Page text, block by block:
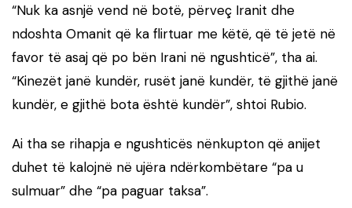
“Nuk ka asnjë vend në botë, përveç Iranit dhe
ndoshta Omanit që ka flirtuar me këtë, që të jetë në
favor të asaj që po bën Irani në ngushticë”, tha ai.
“Kinezët janë kundër, rusët janë kundër, të gjithë janë
kundër, e gjithë bota është kundër”, shtoi Rubio.
Ai tha se rihapja e ngushticës nënkupton që anijet
duhet të kalojnë në ujëra ndërkombëtare “pa u
sulmuar” dhe “pa paguar taksa”.